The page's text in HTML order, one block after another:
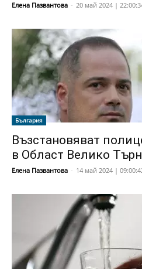
Елена Пазвантова - 20 май 2024 |
България
Възстановяват
в Област Велико
Елена Пазвантова - 14 май 2024 |